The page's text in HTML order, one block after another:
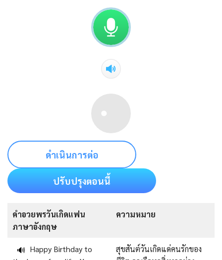
ดำเนินการต่อ
ปรับปรุงตอนนี้
คําอวยพรวันเกิดแฟน
ภาษาอังกฤษ
ความหมาย
🔊 Happy Birthday to
สุขสันต์วันเกิดแด่คนรักของ